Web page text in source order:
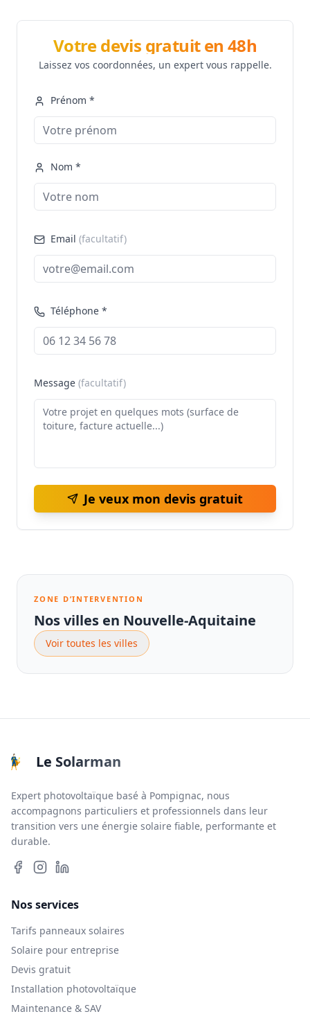
Votre devis gratuit en 48h
Laissez vos coordonnées, un expert vous rappelle.
Prénom *
Nom *
Email (facultatif)
Téléphone *
Message (facultatif)
Je veux mon devis gratuit
ZONE D’INTERVENTION
Nos villes en Nouvelle-Aquitaine
Voir toutes les villes
Le Solarman
Expert photovoltaïque basé à Pompignac, nous
accompagnons particuliers et professionnels dans leur
transition vers une énergie solaire fiable, performante et
durable.
Nos services
Tarifs panneaux solaires
Solaire pour entreprise
Devis gratuit
Installation photovoltaïque
Maintenance & SAV